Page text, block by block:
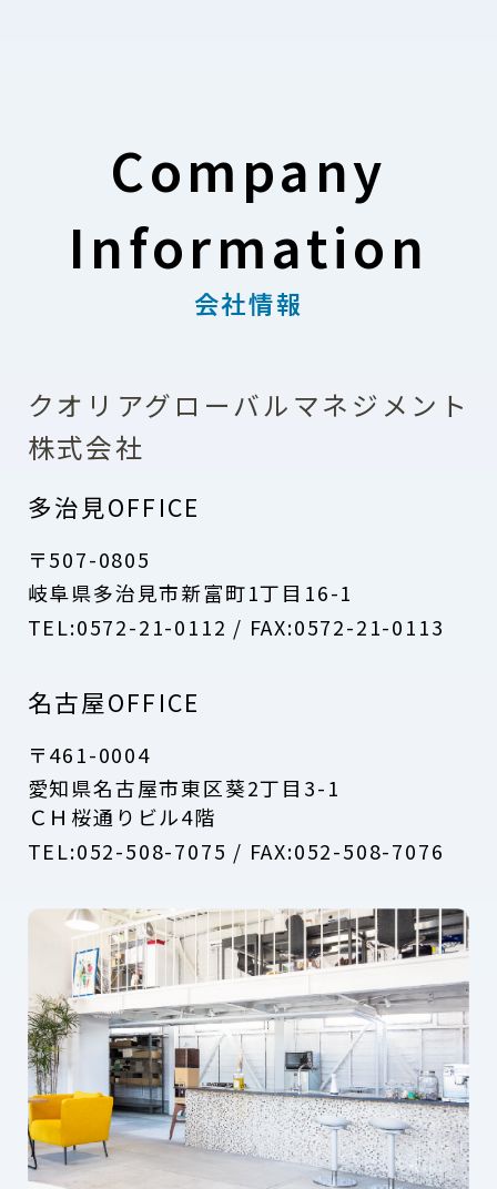
Company
Information
会社情報
クオリアグローバルマネジメント
株式会社
多治見OFFICE
〒507-0805
岐阜県多治見市新富町1丁目16-1
TEL:0572-21-0112 / FAX:0572-21-0113
​名古屋OFFICE
〒461-0004
愛知県名古屋市東区葵2丁目3-1
ＣＨ桜通りビル4階
TEL:052-508-7075 / FAX:052-508-7076